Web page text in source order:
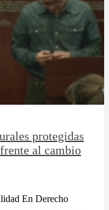
protegidas
al cambio
En Derecho